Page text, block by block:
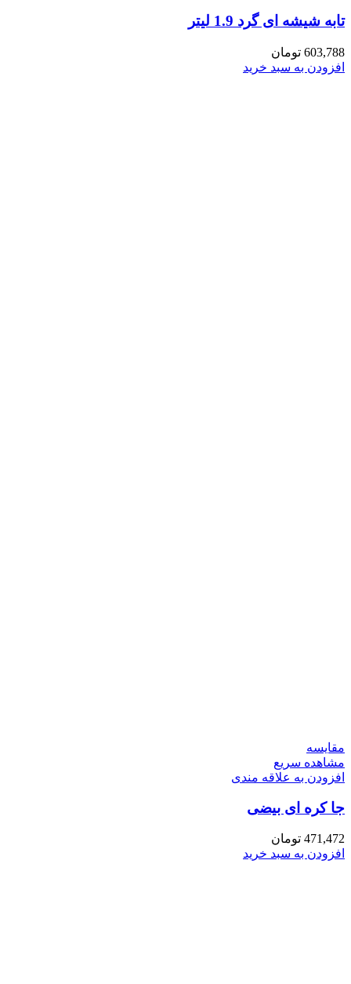
تابه شیشه ای گرد 1.9 لیتر
603,788 تومان
افزودن به سبد خرید
مقایسه
مشاهده سریع
افزودن به علاقه مندی
جا کره ای بیضی
471,472 تومان
افزودن به سبد خرید